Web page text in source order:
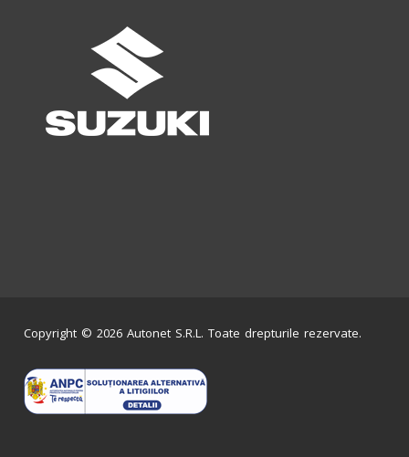
Copyright © 2026 Autonet S.R.L. Toate drepturile rezervate.